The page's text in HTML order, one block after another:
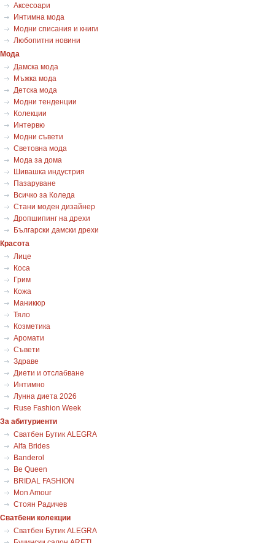
Аксесоари
Интимна мода
Модни списания и книги
Любопитни новини
Мода
Дамска мода
Мъжка мода
Детска мода
Модни тенденции
Колекции
Интервю
Модни съвети
Световна мода
Мода за дома
Шивашка индустрия
Пазаруване
Всичко за Коледа
Стани моден дизайнер
Дропшипинг на дрехи
Български дамски дрехи
Красота
Лице
Коса
Грим
Кожа
Маникюр
Тяло
Козметика
Аромати
Съвети
Здраве
Диети и отслабване
Интимно
Лунна диета 2026
Ruse Fashion Week
За абитуриенти
Сватбен Бутик ALEGRA
Alfa Brides
Banderol
Be Queen
BRIDAL FASHION
Mon Amour
Стоян Радичев
Сватбени колекции
Сватбен Бутик ALEGRA